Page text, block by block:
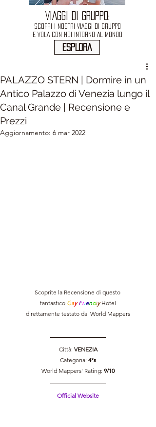
VIAGGI DI GRUPPO:
SCOPRI I NOSTRI VIAGGI DI GRUPPO
E VOLA CON NOI INTORNO AL MONDO
ESPLORA
PALAZZO STERN | Dormire in un
Antico Palazzo di Venezia lungo il
Canal Grande | Recensione e
Prezzi
Aggiornamento: 6 mar 2022
Scoprite la Recensione di questo
fantastico Gay Friendly Hotel
direttamente testato dai World Mappers
Città: VENEZIA
Categoria: 4*s
World Mappers' Rating: 9/10
Official Website